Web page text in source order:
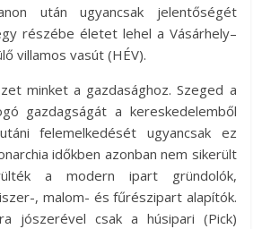
után ugyancsak jelentőségét
részébe életet lehel a Vásárhely–
villamos vasút (HÉV).
minket a gazdasághoz. Szeged a
gazdagságát a kereskedelemből
felemelkedését ugyancsak ez
időkben azonban nem sikerült
a modern ipart gründolók,
, malom- és fűrészipart alapítók.
jószerével csak a húsipari (Pick)